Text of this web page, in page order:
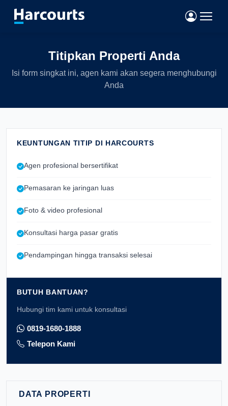
Titipkan Properti Anda
Isi form singkat ini, agen kami akan segera menghubungi
Anda
DATA PROPERTI
KEUNTUNGAN TITIP DI HARCOURTS
Agen profesional bersertifikat
Pemasaran ke jaringan luas
Foto & video profesional
Konsultasi harga pasar gratis
Pendampingan hingga transaksi selesai
BUTUH BANTUAN?
Hubungi tim kami untuk konsultasi
0819-1680-1888
Telepon Kami